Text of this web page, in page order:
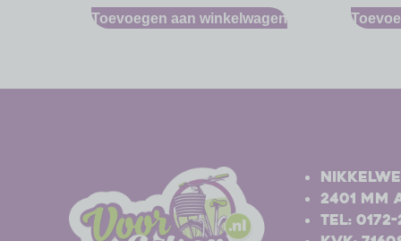
Toevoegen aan winkelwagen
2401
Tel: